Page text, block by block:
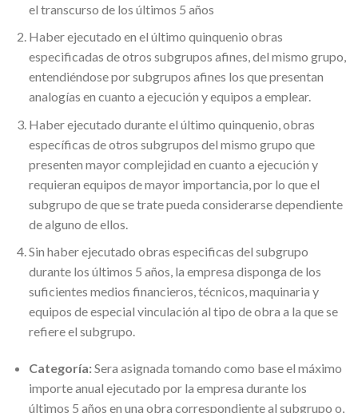
el transcurso de los últimos 5 años
Haber ejecutado en el último quinquenio obras
especificadas de otros subgrupos afines, del mismo grupo,
entendiéndose por subgrupos afines los que presentan
analogías en cuanto a ejecución y equipos a emplear.
Haber ejecutado durante el último quinquenio, obras
específicas de otros subgrupos del mismo grupo que
presenten mayor complejidad en cuanto a ejecución y
requieran equipos de mayor importancia, por lo que el
subgrupo de que se trate pueda considerarse dependiente
de alguno de ellos.
Sin haber ejecutado obras especificas del subgrupo
durante los últimos 5 años, la empresa disponga de los
suficientes medios financieros, técnicos, maquinaria y
equipos de especial vinculación al tipo de obra a la que se
refiere el subgrupo.
Categoría:Sera asignada tomando como base el máximo
importe anual ejecutado por la empresa durante los
últimos 5 años en una obra correspondiente al subgrupo o,